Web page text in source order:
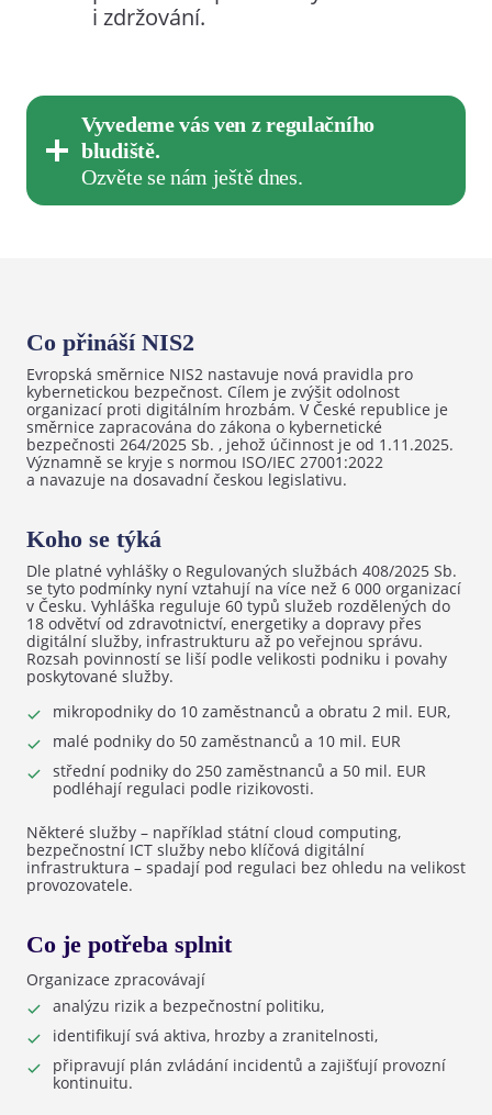
i zdržování.
Vyvedeme vás ven z regulačního
bludiště.
Ozvěte se nám ještě dnes.
Co přináší NIS2
Evropská směrnice NIS2 nastavuje nová pravidla pro
kybernetickou bezpečnost. Cílem je zvýšit odolnost
organizací proti digitálním hrozbám. V České republice je
směrnice zapracována do zákona o kybernetické
bezpečnosti 264/2025 Sb. , jehož účinnost je od 1.11.2025.
Významně se kryje s normou ISO/IEC 27001:2022
a navazuje na dosavadní českou legislativu.
Koho se týká
Dle platné vyhlášky o Regulovaných službách 408/2025 Sb.
se tyto podmínky nyní vztahují na více než 6 000 organizací
v Česku. Vyhláška reguluje 60 typů služeb rozdělených do
18 odvětví od zdravotnictví, energetiky a dopravy přes
digitální služby, infrastrukturu až po veřejnou správu.
Rozsah povinností se liší podle velikosti podniku i povahy
poskytované služby.
mikropodniky do 10 zaměstnanců a obratu 2 mil. EUR,
malé podniky do 50 zaměstnanců a 10 mil. EUR
střední podniky do 250 zaměstnanců a 50 mil. EUR
podléhají regulaci podle rizikovosti.
Některé služby – například státní cloud computing,
bezpečnostní ICT služby nebo klíčová digitální
infrastruktura – spadají pod regulaci bez ohledu na velikost
provozovatele.
Co je potřeba splnit
Organizace zpracovávají
analýzu rizik a bezpečnostní politiku,
identifikují svá aktiva, hrozby a zranitelnosti,
připravují plán zvládání incidentů a zajišťují provozní
kontinuitu.